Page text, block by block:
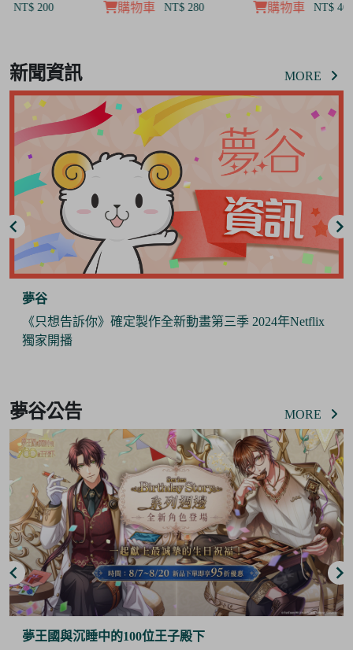
購物車
購物車
購物
of
8
新聞資訊 MORE
夢谷
《只想告訴你》確定製作全新動畫第三季 2024年Netflix
獨家開播
of
6
夢谷公告 MORE
夢王國與沉睡中的100位王子殿下